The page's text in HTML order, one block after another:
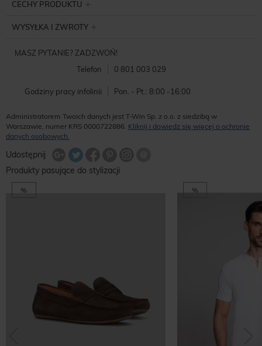
CECHY PRODUKTU
WYSYŁKA I ZWROTY
MASZ PYTANIE? ZADZWOŃ!
Telefon
0 801 003 029
Godziny pracy infolinii Pon. - Pt.: 8:00 -16:00
Administratorem Twoich danych jest T-Win Sp. z o.o. z siedzibą w
Warszawie, numer KRS 0000722886. Kliknij i dowiedz się więcej o ochronie
danych osobowych.
Udostępnij
Share FacebookUdostępnij na Google+
Udostępnij na Google+
Produkty pasujące do stylizacji
% %